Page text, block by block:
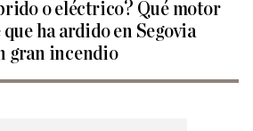
o eléctrico? Qué motor
ha ardido en Segovia
gran incendio